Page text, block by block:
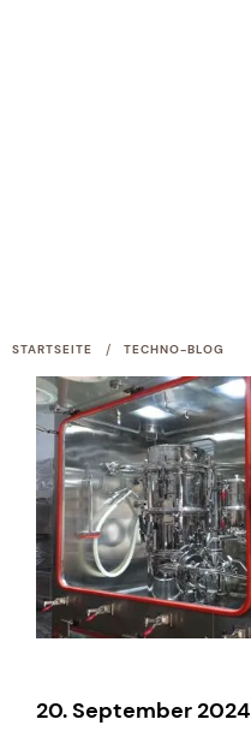
STARTSEITE / TECHNO-BLOG
20. September 2024